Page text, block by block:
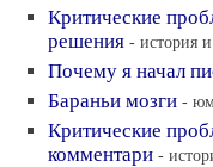
Критические
решения - история
Почему я начал
Бараньи мозги -
Критические
комментари -